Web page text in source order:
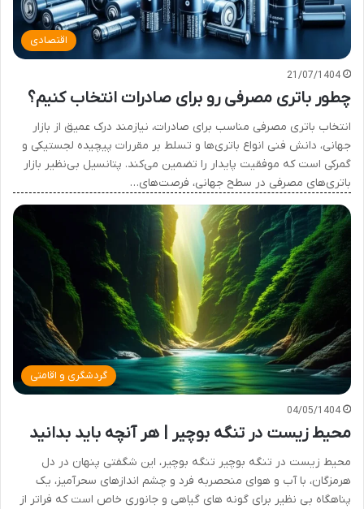
اقتصادی
21/07/1404
چطور باتری مصرفی رو برای صادرات انتخاب کنیم؟
انتخاب باتری مصرفی مناسب برای صادرات، نیازمند درک عمیق از بازار
جهانی، دانش فنی انواع باتری‌ها و تسلط بر مقررات پیچیده لجستیکی و
گمرکی است که موفقیت پایدار را تضمین می‌کند. پتانسیل بی‌نظیر بازار
باتری‌های مصرفی در سطح جهانی، فرصت‌های…
گردشگری و اقامتی
04/05/1404
محیط زیست در تنگه بوچیر | هر آنچه باید بدانید
محیط زیست در تنگه بوچیر تنگه بوچیر، این شگفتی پنهان در دل
هرمزگان، با آب و هوای منحصربه فرد و چشم اندازهای سحرآمیز، یک
پناهگاه بی نظیر برای گونه های گیاهی و جانوری خاص است که فراتر از